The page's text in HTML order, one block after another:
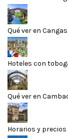
Qué ver en
Hoteles con
Qué ver en
Horarios y